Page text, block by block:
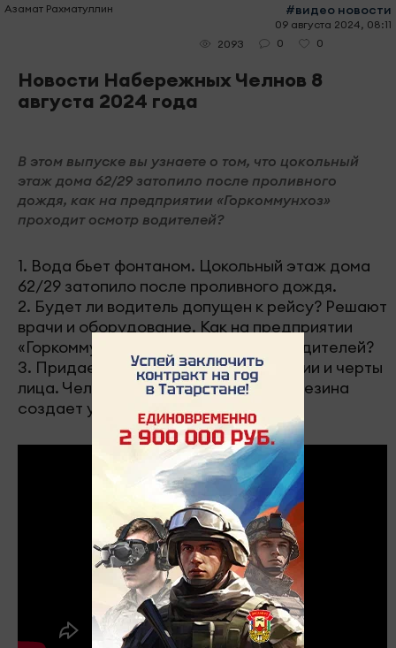
Азамат Рахматуллин #видео новости
09 августа 2024, 08:11
2093
0 0
Новости Набережных Челнов 8
августа 2024 года
В этом выпуске вы узнаете о том, что цокольный
этаж дома 62/29 затопило после проливного
дождя, как на предприятии «Горкоммунхоз»
проходит осмотр водителей?
1. Вода бьет фонтаном. Цокольный этаж дома
62/29 затопило после проливного дождя.
2. Будет ли водитель допущен к рейсу? Решают
врачи и оборудование. Как на предприятии
«Горкоммунхоз» проходит осмотр водителей?
3. Придает персанажам живые эмоции и черты
лица. Челнинский мастер Галина Березина
создает уникальных кукол. 16+